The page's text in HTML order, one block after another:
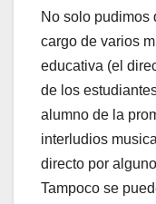
No solo pudimos
cargo de varios
educativa (el
de los
alumno de la
interludios
directo por
Tampoco se